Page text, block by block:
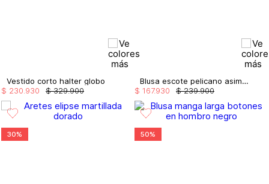
Vestido corto halter globo
$ 329.900
$ 230 930
Blusa escote pelicano asimétrica
$ 239.900
$ 167.930
30% 50%